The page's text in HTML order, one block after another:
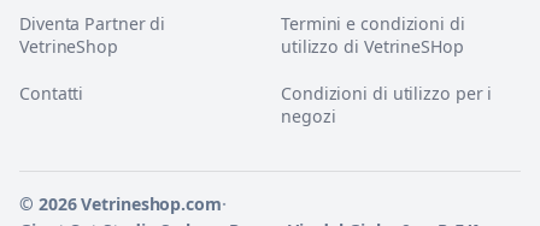
Diventa Partner di
VetrineShop
Contatti
Termini e condizioni di
utilizzo di VetrineSHop
Condizioni di utilizzo per i
negozi
© 2026 Vetrineshop.com·